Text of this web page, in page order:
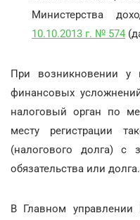
Министерства
10.10.2013 г. № 574
При возникновении у
финансовых
налоговый орган по
месту регистрации
(налогового долга) с
обязательства или долга.
В Главном